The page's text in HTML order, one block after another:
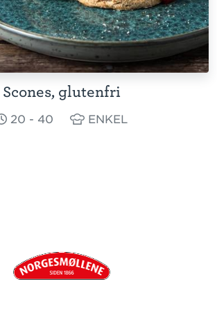
Scones, glutenfri
20 - 40 ENKEL